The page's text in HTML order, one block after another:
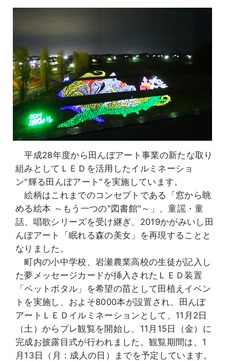
平成28年度から田んぼアート事業の新たな取り
組みとしてＬＥＤを活用したイルミネーショ
ン"輝る田んぼアート"を実施しています。
絵柄はこれまでのコンセプトである「窓から眺
める絵本 ～もう一つの"図書館"～」、童謡・童
話、唱歌シリーズを受け継ぎ、2019かがみいし田
んぼアート「眠れる森の美女」を再現することと
なりました。
町内の小中学校、岩瀬農業高校の生徒が記入し
た夢メッセージカードが挿入されたＬＥＤ装置
「ペットボタル」を希望の苗として田植えイベン
トを実施し、およそ8000本が設置され、田んぼ
アートＬＥＤイルミネーションとして、11月2日
（土）からプレ観覧を開始し、11月15日（金）に
完成お披露目式が行われました。観覧期間は、1
月13日（月：成人の日）までを予定しています。